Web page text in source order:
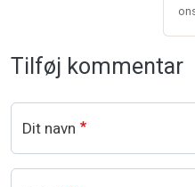
Tilføj kommentar
Dit navn